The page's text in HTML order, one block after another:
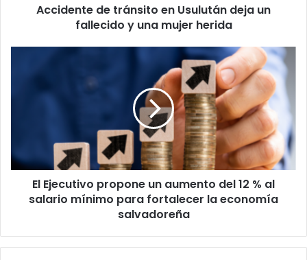
Accidente de tránsito en Usulután deja un
fallecido y una mujer herida
%
al
salario
mínimo
la
El Ejecutivo propone un aumento del 12 % al
salario mínimo para fortalecer la economía
salvadoreña